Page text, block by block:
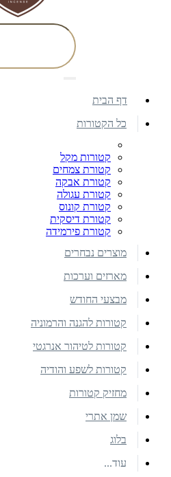
דף הבית
כל הקטורות
קטורות מקל
קטורת צמחים
קטורת אבקה
קטורת עגולה
קטורת קונוס
קטורת דיסקית
קטורת פירמידה
מוצרים נבחרים
מארזים וערכות
מבצעי החודש
קטורות להגנה והרמוניה
קטורות לטיהור אנרגטי
קטורות לשפע והודיה
מחזיק קטורות
שמן אתרי
בלוג
עוד...